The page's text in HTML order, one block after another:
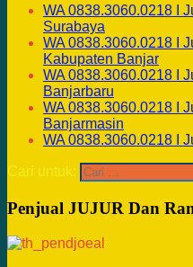
WA 0838.3060.0218 I
Surabaya
WA 0838.3060.0218 I
Kabupaten Banjar
WA 0838.3060.0218 I
Banjarbaru
WA 0838.3060.0218 I
Banjarmasin
WA 0838.3060.0218 I
Cari untuk:
Penjual JUJUR Dan